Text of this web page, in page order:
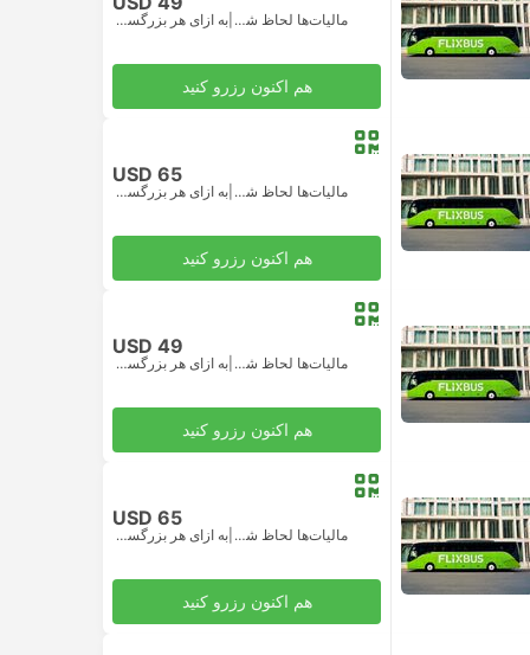
مالیات‌ها لحاظ شده | به ازای هر بزرگسال
هم اکنون رزرو کنید
USD 65
مالیات‌ها لحاظ شده | به ازای هر بزرگسال
هم اکنون رزرو کنید
USD 49
مالیات‌ها لحاظ شده | به ازای هر بزرگسال
هم اکنون رزرو کنید
USD 65
مالیات‌ها لحاظ شده | به ازای هر بزرگسال
هم اکنون رزرو کنید